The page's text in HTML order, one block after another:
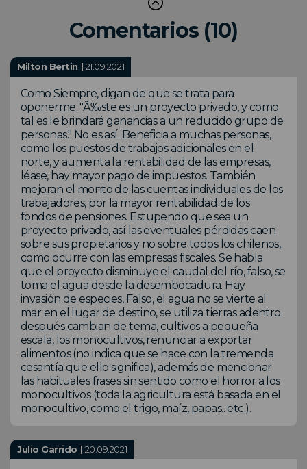
Comentarios (10)
Milton Bertin | 21.09.2021
Como Siempre, digan de que se trata para
oponerme. "Ã‰ste es un proyecto privado, y como
tal es le brindará ganancias a un reducido grupo de
personas." No es así. Beneficia a muchas personas,
como los puestos de trabajos adicionales en el
norte, y aumenta la rentabilidad de las empresas,
léase, hay mayor pago de impuestos. También
mejoran el monto de las cuentas individuales de los
trabajadores, por la mayor rentabilidad de los
fondos de pensiones. Estupendo que sea un
proyecto privado, así las eventuales pérdidas caen
sobre sus propietarios y no sobre todos los chilenos,
como ocurre con las empresas fiscales. Se habla
que el proyecto disminuye el caudal del río, falso, se
toma el agua desde la desembocadura. Hay
invasión de especies, Falso, el agua no se vierte al
mar en el lugar de destino, se utiliza tierras adentro.
después cambian de tema, cultivos a pequeña
escala, los monocultivos, renunciar a exportar
alimentos (no indica que se hace con la tremenda
cesantía que ello significa), además de mencionar
las habituales frases sin sentido como el horror a los
monocultivos (toda la agricultura está basada en el
monocultivo, como el trigo, maíz, papas.. etc.).
Julio Garrido | 20.09.2021